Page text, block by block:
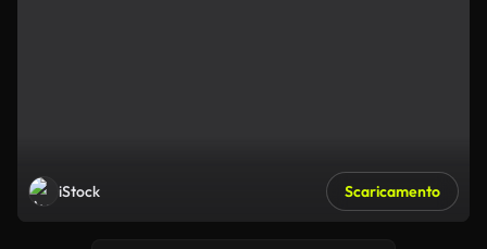
iStock Scaricamento